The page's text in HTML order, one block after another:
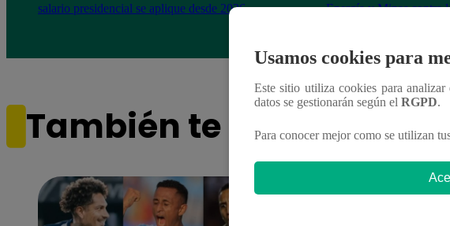
salario presidencial se aplique desde 2026
Energía y Minas contra
También te puede
Usamos cookies para
Este sitio utiliza cookies para
datos se gestionarán según el RGPD.
Para conocer mejor como se utilizan